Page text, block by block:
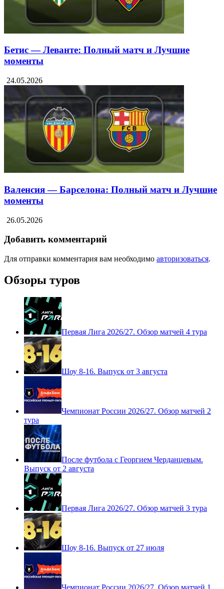
Бетис — Леванте: Полный матч и Лучшие
моменты
24.05.2026
Валенсия — Барселона: Полный матч и Лучшие
моменты
26.05.2026
Добавить комментарий
Для отправки комментария вам необходимо авторизоваться.
Обзоры туров
Первая Лига 2026/27. Обзор матчей 4 тура
Шоу 8-16. Выпуск от 3 августа
Чемпионат России 2026/27. Обзор матчей 2
тура
После футбола с Георгием Черданцевым.
Выпуск от 2 августа
Первая Лига 2026/27. Обзор матчей 3 тура
Шоу 8-16. Выпуск от 27 июля
Чемпионат России 2026/27. Обзор матчей 1